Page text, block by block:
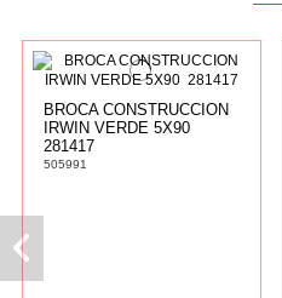
BROCA CONSTRUCCION
IRWIN VERDE 5X90 
281417
505991